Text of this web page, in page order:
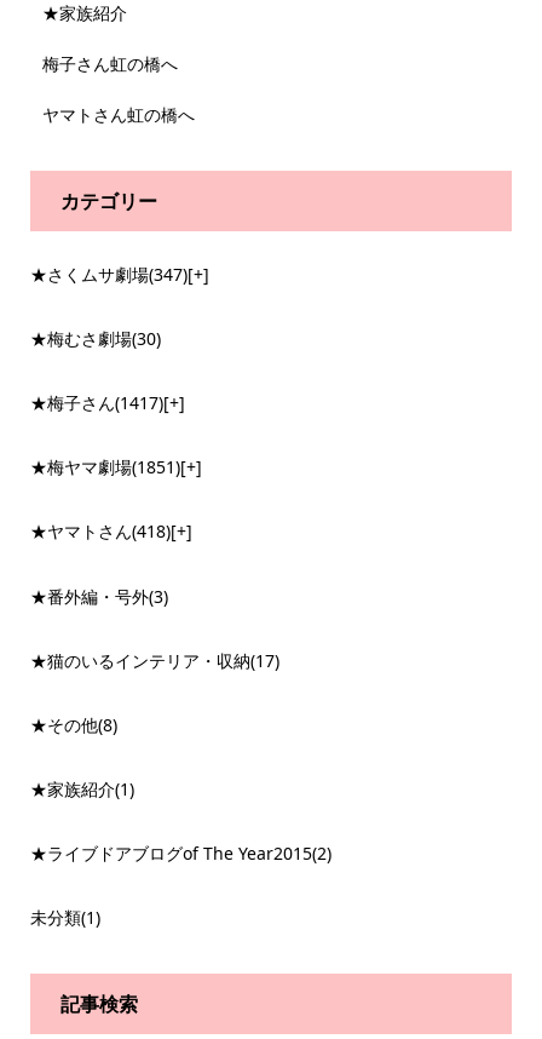
★家族紹介
梅子さん虹の橋へ
ヤマトさん虹の橋へ
カテゴリー
★さくムサ劇場(347)[+]
★梅むさ劇場(30)
★梅子さん(1417)[+]
★梅ヤマ劇場(1851)[+]
★ヤマトさん(418)[+]
★番外編・号外(3)
★猫のいるインテリア・収納(17)
★その他(8)
★家族紹介(1)
★ライブドアブログof The Year2015(2)
未分類(1)
記事検索